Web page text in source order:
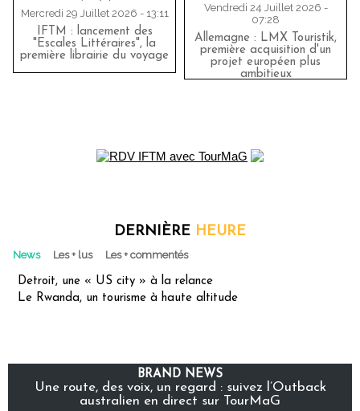
Mercredi 29 Juillet 2026 - 13:11
IFTM : lancement des
"Escales Littéraires", la
première librairie du voyage
Vendredi 24 Juillet 2026 -
07:28
Allemagne : LMX Touristik,
première acquisition d'un
projet européen plus
ambitieux
DERNIÈRE HEURE
News Les + lus Les + commentés
Detroit, une « US city » à la relance
Le Rwanda, un tourisme à haute altitude
BRAND NEWS
Une route, des voix, un regard : suivez l’Outback
australien en direct sur TourMaG